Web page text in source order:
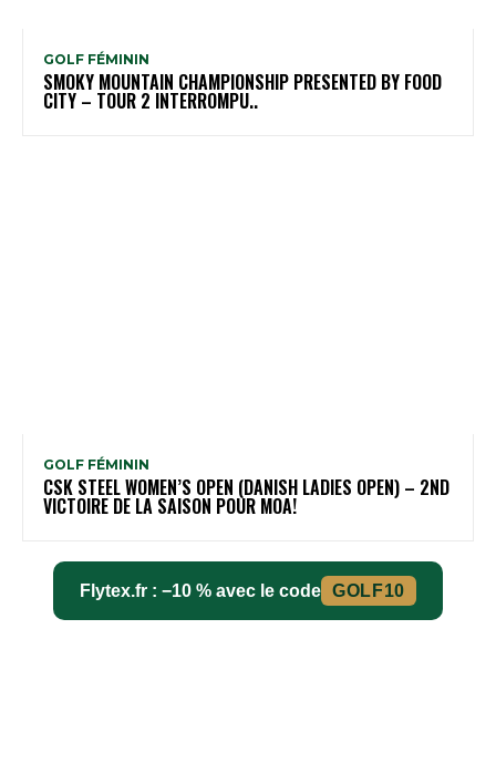
GOLF FÉMININ
SMOKY MOUNTAIN CHAMPIONSHIP PRESENTED BY FOOD
CITY – TOUR 2 INTERROMPU..
GOLF FÉMININ
CSK STEEL WOMEN’S OPEN (DANISH LADIES OPEN) – 2ND
VICTOIRE DE LA SAISON POUR MOA!
Flytex.fr : −10 % avec le code GOLF10